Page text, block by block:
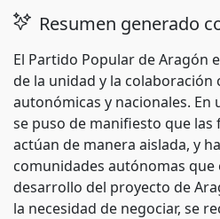
Resumen generado
El Partido Popular de Aragón
de la unidad y la
autonómicas y nacionales. En
se puso de manifiesto que
actúan de manera aislada, y
comunidades autónomas que
desarrollo del proyecto de
la necesidad de negociar, se